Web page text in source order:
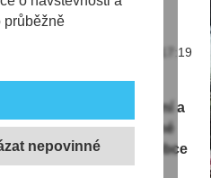
průběžně
13.03.2025 | 17:19
liberečtí profesionální a
požáru neobydlené
nádraží (část obce